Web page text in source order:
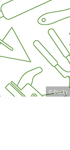
© Ducky